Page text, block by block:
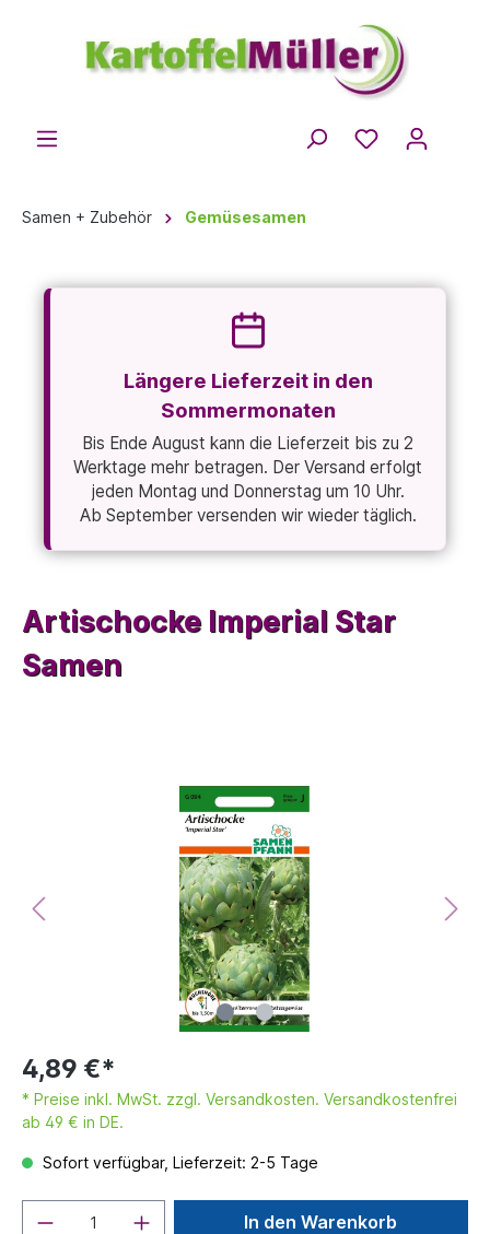
Samen + Zubehör Gemüsesamen
Längere Lieferzeit in den
Sommermonaten
Bis Ende August kann die Lieferzeit bis zu 2
Werktage mehr betragen. Der Versand erfolgt
jeden Montag und Donnerstag um 10 Uhr.
Ab September versenden wir wieder täglich.
Artischocke Imperial Star
Samen
4,89 €*
* Preise inkl. MwSt. zzgl. Versandkosten. Versandkostenfrei
ab 49 € in DE.
Sofort verfügbar, Lieferzeit: 2-5 Tage
In den Warenkorb